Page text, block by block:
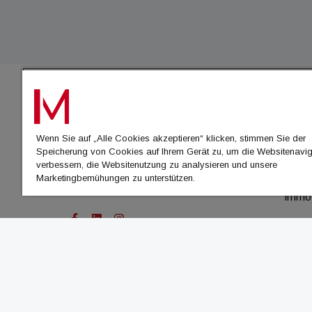
Wenn Sie auf „Alle Cookies akzeptieren“ klicken, stimmen Sie der
Speicherung von Cookies auf Ihrem Gerät zu, um die
verbessern, die Websitenutzung zu analysieren und unsere
Marketingbemühungen zu unterstützen.